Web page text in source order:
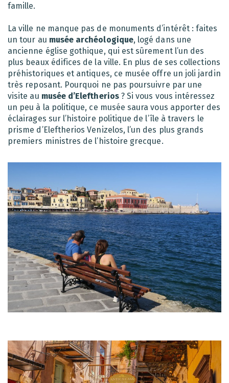
famille.
La ville ne manque pas de monuments d’intérêt : faites
un tour au musée archéologique, logé dans une
ancienne église gothique, qui est sûrement l’un des
plus beaux édifices de la ville. En plus de ses collections
préhistoriques et antiques, ce musée offre un joli jardin
très reposant. Pourquoi ne pas poursuivre par une
visite au musée d’Eleftherios? Si vous vous intéressez
un peu à la politique, ce musée saura vous apporter des
éclairages sur l’histoire politique de l’île à travers le
prisme d’Eleftherios Venizelos, l’un des plus grands
premiers ministres de l’histoire grecque.